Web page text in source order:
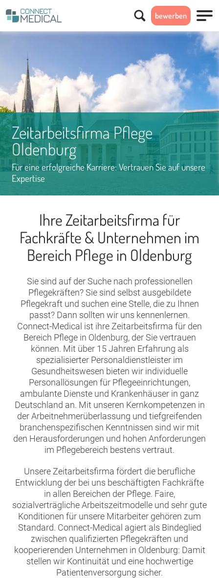
Menü
bewerben
Zeitarbeitsfirma Pflege
Oldenburg
Für eine erfolgreiche Karriere: Vertrauen Sie auf unsere
Expertise
Ihre Zeitarbeitsfirma für
Fachkräfte & Unternehmen im
Bereich Pflege in Oldenburg
Sie sind auf der Suche nach professionellen
Pflegekräften? Sie sind selbst ausgebildete
Pflegekraft und suchen eine Stelle, die zu Ihnen
passt? Dann sollten wir uns kennenlernen.
Connect-Medical ist ihre Zeitarbeitsfirma für den
Bereich Pflege in Oldenburg, der Sie vertrauen
können. Mit über 15 Jahren Erfahrung als
spezialisierter Personaldienstleister im
Gesundheitswesen bieten wir individuelle
Personallösungen für Pflegeeinrichtungen,
ambulante Dienste und Krankenhäuser in ganz
Deutschland an. Mit unseren Kernkompetenzen in
der Arbeitnehmerüberlassung und tiefgreifenden
branchenspezifischen Kenntnissen sind wir mit
den Herausforderungen und hohen Anforderungen
im Pflegebereich bestens vertraut.
Unsere Zeitarbeitsfirma fördert die berufliche
Entwicklung der bei uns beschäftigten Fachkräfte
in allen Bereichen der Pflege. Faire,
sozialverträgliche Arbeitszeitmodelle und sehr gute
Konditionen für unsere Mitarbeiter gehören zum
Standard. Connect-Medical agiert als Bindeglied
zwischen qualifizierten Pflegekräften und
kooperierenden Unternehmen in Oldenburg: Damit
stellen wir Kontinuität und eine hochwertige
Patientenversorgung sicher.